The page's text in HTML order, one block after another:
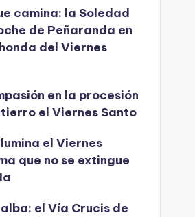
camina: la Soledad
de Peñaranda en
del Viernes
en la procesión
el Viernes Santo
el Viernes
que no se extingue
el Vía Crucis de